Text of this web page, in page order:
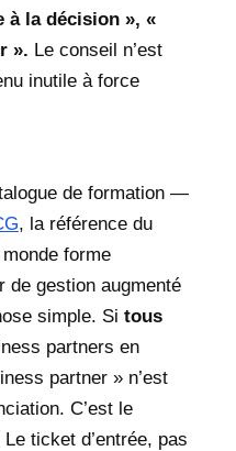
à la décision », «
». Le conseil n’est
inutile à force
de formation —
, la référence du
forme
de gestion augmenté
simple. Si tous
partners en
partner » n’est
C’est le
ticket d’entrée, pas